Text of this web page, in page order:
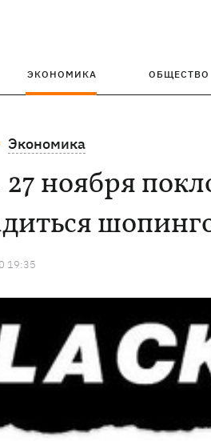
ЭКОНОМИКА ОБЩЕСТВО
Экономика
ноября
19:35